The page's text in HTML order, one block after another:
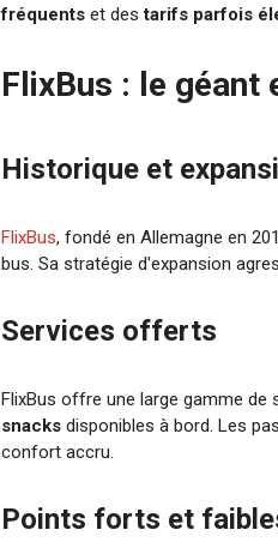
fréquents et destarifs parfois
FlixBus : le géant
Historique et
FlixBus, fondé en Allemagne en
bus. Sa stratégie d'expansion
Services offerts
FlixBus offre une large gamme de
snacks disponibles à bord. Les
confort accru.
Points forts et